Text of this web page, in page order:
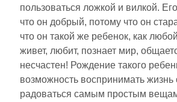
пользоваться ложкой и вилкой.
что он добрый, потому что он
что он такой же ребенок, как
живет, любит, познает мир,
несчастен! Рождение такого
возможность воспринимать жизнь
радоваться самым простым